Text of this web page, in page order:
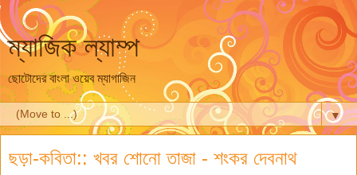
ম্যাজিক ল্যাম্প
ছোটোদের বাংলা ওয়েব ম্যাগাজিন
▼
ছড়া-কবিতা:: খবর শোনো তাজা - শংকর দেবনাথ